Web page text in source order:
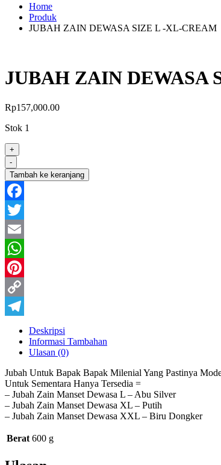
Home
Produk
JUBAH ZAIN DEWASA SIZE L -XL-CREAM
JUBAH ZAIN DEWASA
Rp157,000.00
Stok 1
+
-
Tambah ke keranjang
Facebook
Twitter
Email
WhatsApp
Pinterest
Copy
Telegram
Deskripsi
Informasi Tambahan
Ulasan (0)
Jubah Untuk Bapak Bapak Milenial Yang Pastinya
Untuk Sementara Hanya Tersedia =
– Jubah Zain Manset Dewasa L – Abu Silver
– Jubah Zain Manset Dewasa XL – Putih
– Jubah Zain Manset Dewasa XXL – Biru Dongker
Berat 600 g